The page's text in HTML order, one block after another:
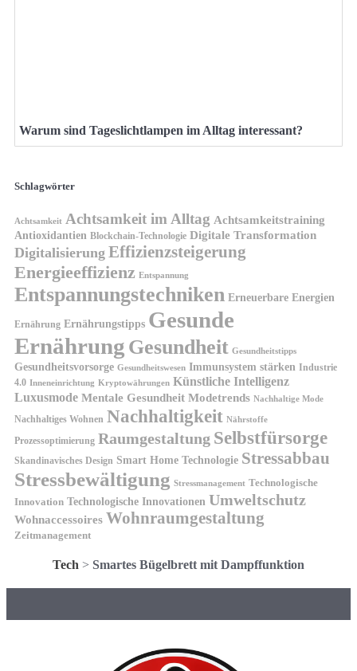
Warum sind Tageslichtlampen im Alltag interessant?
Schlagwörter
Achtsamkeit Achtsamkeit im Alltag Achtsamkeitstraining
Antioxidantien Blockchain-Technologie Digitale Transformation
Digitalisierung Effizienzsteigerung
Energieeffizienz Entspannung
Entspannungstechniken Erneuerbare Energien
Ernährung Ernährungstipps Gesunde
Ernährung Gesundheit Gesundheitstipps
Gesundheitsvorsorge Gesundheitswesen Immunsystem stärken Industrie
4.0 Inneneinrichtung Kryptowährungen Künstliche Intelligenz
Luxusmode Mentale Gesundheit Modetrends Nachhaltige Mode
Nachhaltiges Wohnen Nachhaltigkeit Nährstoffe
Prozessoptimierung Raumgestaltung Selbstfürsorge
Skandinavisches Design Smart Home Technologie Stressabbau
Stressbewältigung Stressmanagement Technologische
Innovation Technologische Innovationen Umweltschutz
Wohnaccessoires Wohnraumgestaltung
Zeitmanagement
Tech > Smartes Bügelbrett mit Dampffunktion